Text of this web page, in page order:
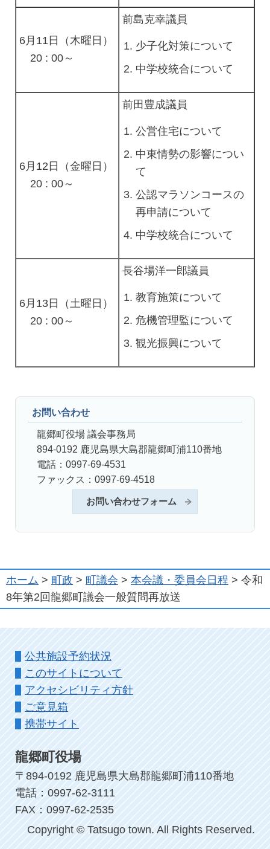
6月11日（木曜日）
20 : 00～
前島克幸議員
少子化対策について
中学校統合について
6月12日（金曜日）
20 : 00～
前田豊成議員
公営住宅について
中東情勢の影響につい
て
公認マラソンコースの
再申請について
中学校統合について
6月13日（土曜日）
20 : 00～
長谷場洋一郎議員
教育施策について
危機管理監について
観光振興について
お問い合わせ
龍郷町役場 議会事務局
894-0192 鹿児島県大島郡龍郷町浦110番地
電話：0997-69-4531
ファックス：0997-69-4518
お問い合わせフォーム
ホーム > 町政 > 町議会 > 本会議・委員会日程 > 令和
8年第2回龍郷町議会一般質問再放送
公共施設予約状況
このサイトについて
アクセシビリティ方針
ご意見箱
携帯サイト
龍郷町役場
〒894-0192 鹿児島県大島郡龍郷町浦110番地
電話：0997-62-3111
FAX：0997-62-2535
Copyright © Tatsugo town. All Rights Reserved.